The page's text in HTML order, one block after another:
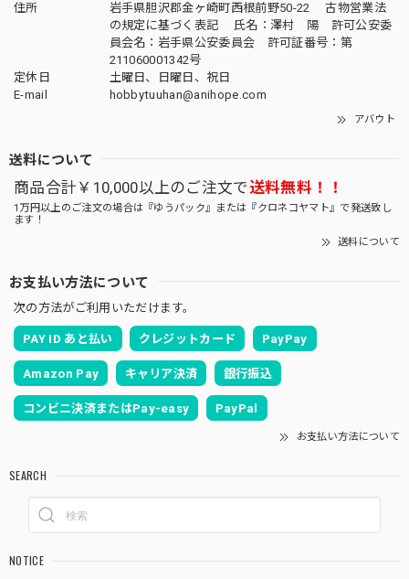
住所
岩手県胆沢郡金ヶ崎町西根前野50-22 古物営業法
の規定に基づく表記 氏名：澤村 陽 許可公安委
員会名：岩手県公安委員会 許可証番号：第
211060001342号
定休日
土曜日、日曜日、祝日
E-mail
hobbytuuhan@anihope.com
アバウト
送料について
商品合計￥10,000以上のご注文で送料無料！！
1万円以上のご注文の場合は『ゆうパック』または『クロネコヤマト』で発送致し
ます！
送料について
お支払い方法について
次の方法がご利用いただけます。
PAY ID あと払い クレジットカード PayPay
Amazon Pay キャリア決済 銀行振込
コンビニ決済またはPay-easy PayPal
お支払い方法について
SEARCH
NOTICE